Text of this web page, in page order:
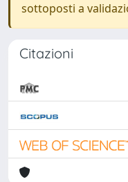
sottoposti a
Citazioni